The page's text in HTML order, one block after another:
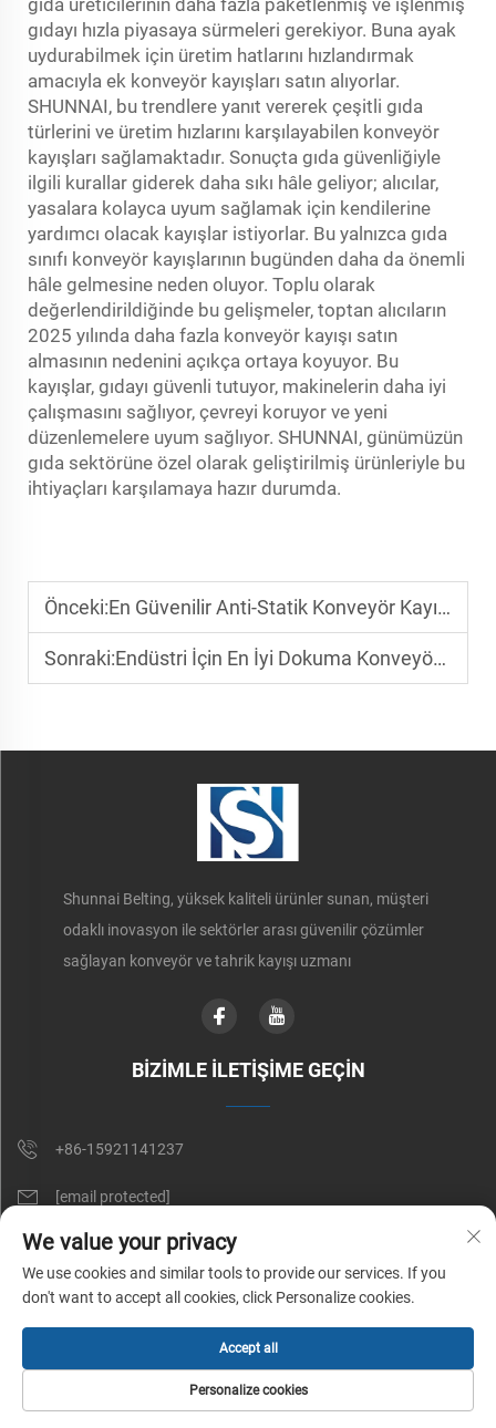
gıdayı hızla piyasaya sürmeleri gerekiyor. Buna ayak
uydurabilmek için üretim hatlarını hızlandırmak
amacıyla ek konveyör kayışları satın alıyorlar.
SHUNNAI, bu trendlere yanıt vererek çeşitli gıda
türlerini ve üretim hızlarını karşılayabilen konveyör
kayışları sağlamaktadır. Sonuçta gıda güvenliğiyle
ilgili kurallar giderek daha sıkı hâle geliyor; alıcılar,
yasalara kolayca uyum sağlamak için kendilerine
yardımcı olacak kayışlar istiyorlar. Bu yalnızca gıda
sınıfı konveyör kayışlarının bugünden daha da önemli
hâle gelmesine neden oluyor. Toplu olarak
değerlendirildiğinde bu gelişmeler, toptan alıcıların
2025 yılında daha fazla konveyör kayışı satın
almasının nedenini açıkça ortaya koyuyor. Bu
kayışlar, gıdayı güvenli tutuyor, makinelerin daha iyi
çalışmasını sağlıyor, çevreyi koruyor ve yeni
düzenlemelere uyum sağlıyor. SHUNNAI, günümüzün
gıda sektörüne özel olarak geliştirilmiş ürünleriyle bu
ihtiyaçları karşılamaya hazır durumda.
Önceki:En Güvenilir Anti-Statik Konveyör Kayışı Üreticileri
Sonraki:Endüstri İçin En İyi Dokuma Konveyör Kayışı Üreticileri
Shunnai Belting, yüksek kaliteli ürünler sunan, müşteri
odaklı inovasyon ile sektörler arası güvenilir çözümler
sağlayan konveyör ve tahrik kayışı uzmanı
BIZIMLE İLETIŞIME GEÇIN
+86-15921141237
[email protected]
RM 602, NO. 1509, CAOAN YOLU, ŞANGAY, ÇİN
Telif Hakkı © Shunnai Belting (Shanghai) Co., Ltd. Tüm Hakları Saklıdır |
Gizlilik politikası
We value your privacy
We use cookies and similar tools to provide our services. If you
don't want to accept all cookies, click Personalize cookies.
Personalize cookies
Accept all